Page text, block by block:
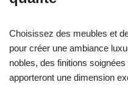
Choisissez des meubles et
pour créer une ambiance
nobles, des finitions
apporteront une dimension